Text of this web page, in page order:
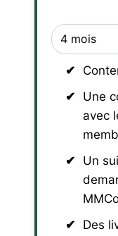
Une
avec
Un
Des